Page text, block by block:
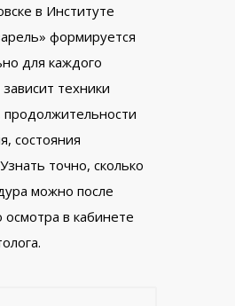
в Институте
формируется
для каждого
техники
состояния
точно, сколько
можно после
в кабинете